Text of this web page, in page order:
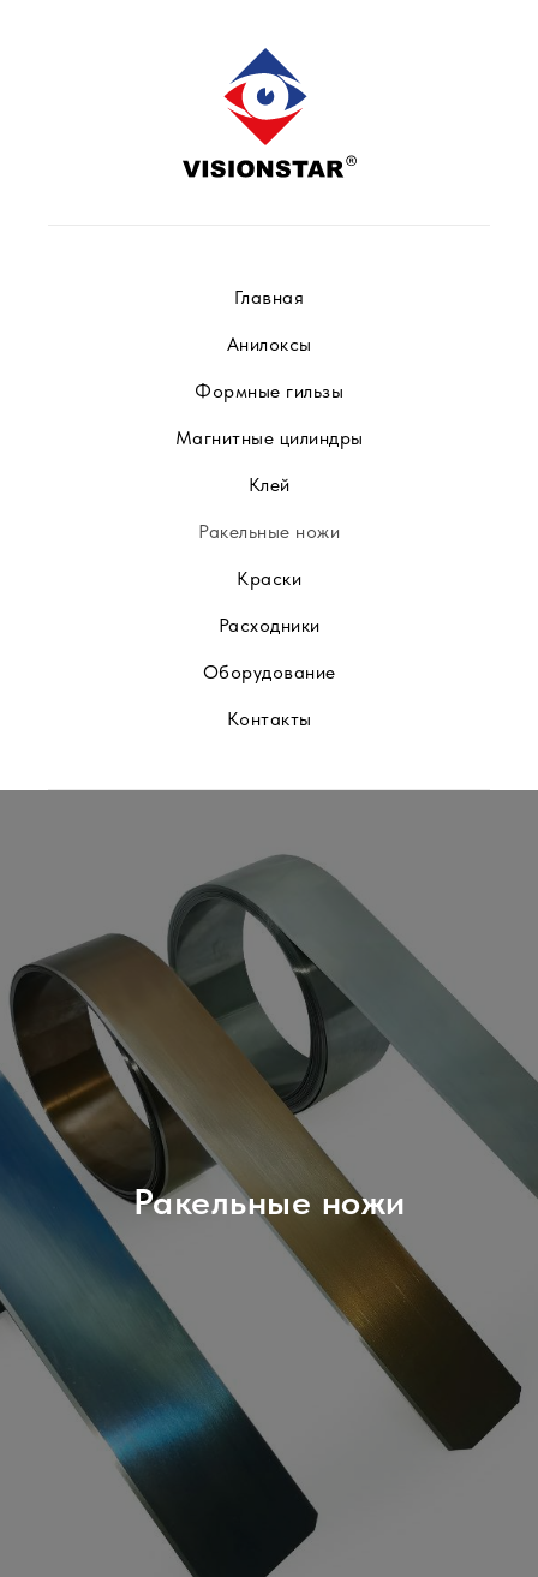
Главная
Анилоксы
Формные гильзы
Магнитные цилиндры
Клей
Ракельные ножи
Краски
Расходники
Оборудование
Контакты
Ракельные ножи